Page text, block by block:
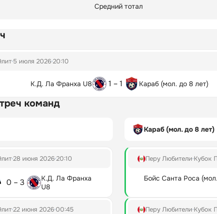
Средний тотал
5 июля 202620:10
К.Д. Ла Франха U8 1 – 1 Караб (мол. до 8 лет)
команд
28 июня 202620:10
0 – 3
К.Д. Ла Франха
U8
22 июня 202600:45
Караб (мол. до 8 лет)
Перу Любители Кубок
Бойс Санта Роса
Перу Любители Кубок